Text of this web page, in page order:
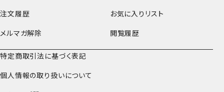
注文履歴
お気に入りリスト
メルマガ解除
閲覧履歴
特定商取引法に基づく表記
個人情報の取り扱いについて